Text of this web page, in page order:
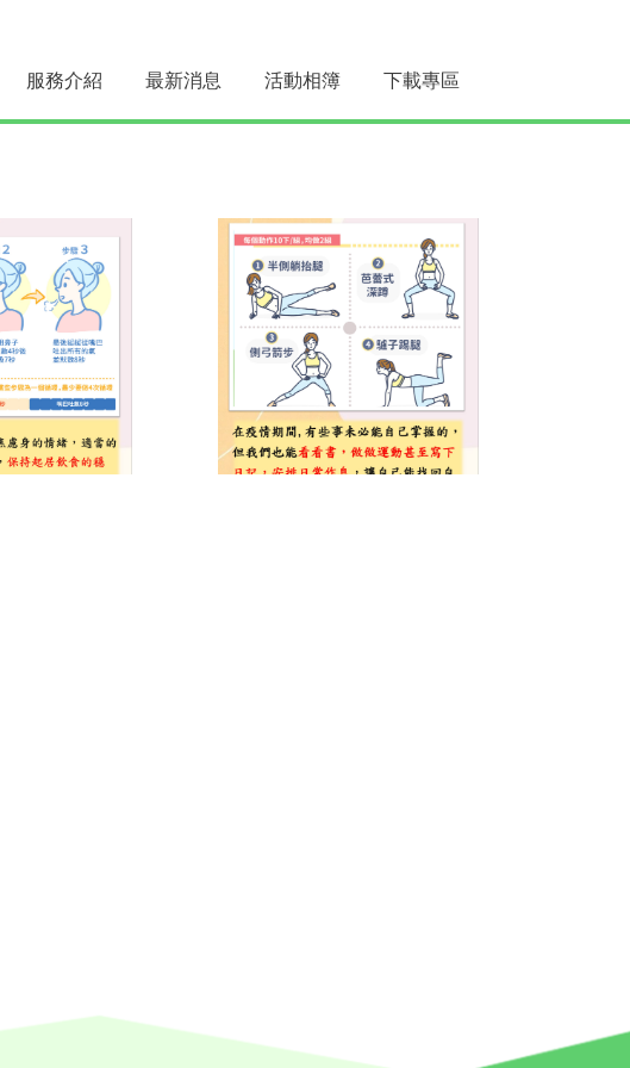
服務介紹 最新消息 活動相簿 下載專區